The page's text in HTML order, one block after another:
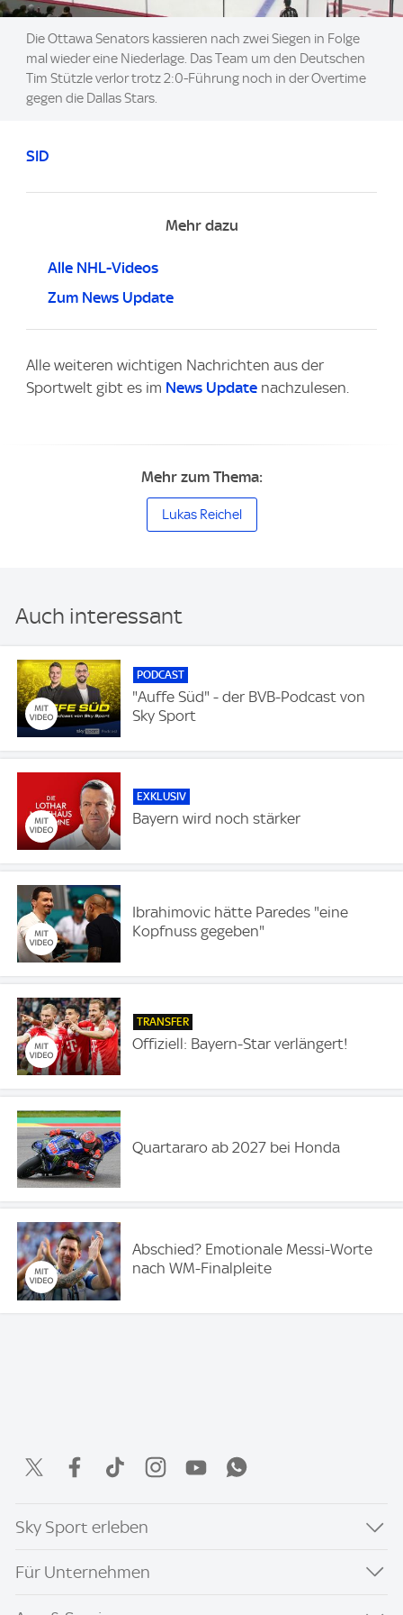
Die Ottawa Senators kassieren nach zwei Siegen in Folge
mal wieder eine Niederlage. Das Team um den Deutschen
Tim Stützle verlor trotz 2:0-Führung noch in der Overtime
gegen die Dallas Stars.
SID
Mehr dazu
Alle NHL-Videos
Zum News Update
Alle weiteren wichtigen Nachrichten aus der
Sportwelt gibt es im News Update nachzulesen.
Mehr zum Thema:
Lukas Reichel
Auch interessant
PODCAST
"Auffe Süd" - der BVB-Podcast von
Sky Sport
EXKLUSIV
Bayern wird noch stärker
Ibrahimovic hätte Paredes "eine
Kopfnuss gegeben"
TRANSFER
Offiziell: Bayern-Star verlängert!
Quartararo ab 2027 bei Honda
Abschied? Emotionale Messi-Worte
nach WM-Finalpleite
Sky Sport erleben
Für Unternehmen